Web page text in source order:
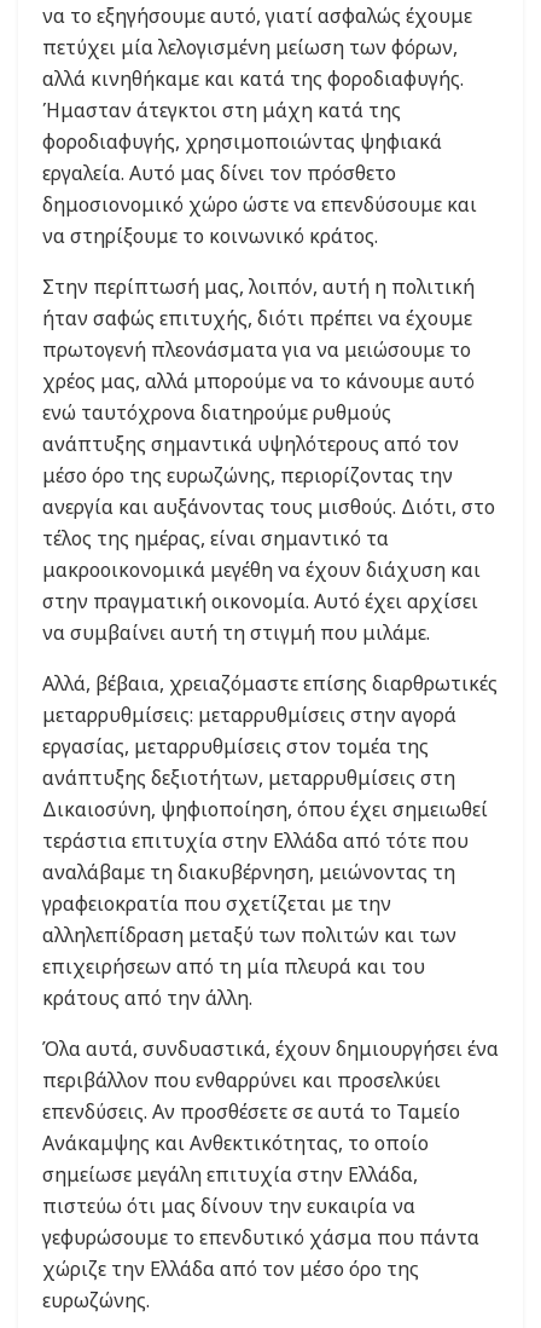
να το εξηγήσουμε αυτό, γιατί ασφαλώς έχουμε
πετύχει μία λελογισμένη μείωση των φόρων,
αλλά κινηθήκαμε και κατά της φοροδιαφυγής.
Ήμασταν άτεγκτοι στη μάχη κατά της
φοροδιαφυγής, χρησιμοποιώντας ψηφιακά
εργαλεία. Αυτό μας δίνει τον πρόσθετο
δημοσιονομικό χώρο ώστε να επενδύσουμε και
να στηρίξουμε το κοινωνικό κράτος.
Στην περίπτωσή μας, λοιπόν, αυτή η πολιτική
ήταν σαφώς επιτυχής, διότι πρέπει να έχουμε
πρωτογενή πλεονάσματα για να μειώσουμε το
χρέος μας, αλλά μπορούμε να το κάνουμε αυτό
ενώ ταυτόχρονα διατηρούμε ρυθμούς
ανάπτυξης σημαντικά υψηλότερους από τον
μέσο όρο της ευρωζώνης, περιορίζοντας την
ανεργία και αυξάνοντας τους μισθούς. Διότι, στο
τέλος της ημέρας, είναι σημαντικό τα
μακροοικονομικά μεγέθη να έχουν διάχυση και
στην πραγματική οικονομία. Αυτό έχει αρχίσει
να συμβαίνει αυτή τη στιγμή που μιλάμε.
Αλλά, βέβαια, χρειαζόμαστε επίσης διαρθρωτικές
μεταρρυθμίσεις: μεταρρυθμίσεις στην αγορά
εργασίας, μεταρρυθμίσεις στον τομέα της
ανάπτυξης δεξιοτήτων, μεταρρυθμίσεις στη
Δικαιοσύνη, ψηφιοποίηση, όπου έχει σημειωθεί
τεράστια επιτυχία στην Ελλάδα από τότε που
αναλάβαμε τη διακυβέρνηση, μειώνοντας τη
γραφειοκρατία που σχετίζεται με την
αλληλεπίδραση μεταξύ των πολιτών και των
επιχειρήσεων από τη μία πλευρά και του
κράτους από την άλλη.
Όλα αυτά, συνδυαστικά, έχουν δημιουργήσει ένα
περιβάλλον που ενθαρρύνει και προσελκύει
επενδύσεις. Αν προσθέσετε σε αυτά το Ταμείο
Ανάκαμψης και Ανθεκτικότητας, το οποίο
σημείωσε μεγάλη επιτυχία στην Ελλάδα,
πιστεύω ότι μας δίνουν την ευκαιρία να
γεφυρώσουμε το επενδυτικό χάσμα που πάντα
χώριζε την Ελλάδα από τον μέσο όρο της
ευρωζώνης.